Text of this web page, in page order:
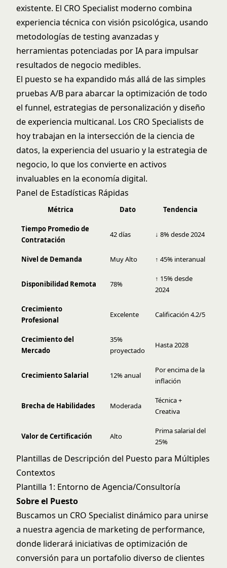
existente. El CRO Specialist moderno combina
experiencia técnica con visión psicológica, usando
metodologías de testing avanzadas y
herramientas potenciadas por IA para impulsar
resultados de negocio medibles.
El puesto se ha expandido más allá de las simples
pruebas A/B para abarcar la optimización de todo
el funnel, estrategias de personalización y diseño
de experiencia multicanal. Los CRO Specialists de
hoy trabajan en la intersección de la ciencia de
datos, la experiencia del usuario y la estrategia de
negocio, lo que los convierte en activos
invaluables en la economía digital.
Panel de Estadísticas Rápidas
Métrica Dato Tendencia
Tiempo Promedio de
Contratación
42 días ↓ 8% desde 2024
Nivel de Demanda Muy Alto ↑ 45% interanual
Disponibilidad Remota 78%
↑ 15% desde
2024
Crecimiento
Profesional
Excelente Calificación 4.2/5
Crecimiento del
Mercado
35%
proyectado
Hasta 2028
Crecimiento Salarial 12% anual
Por encima de la
inflación
Brecha de Habilidades Moderada
Técnica +
Creativa
Valor de Certificación Alto
Prima salarial del
25%
Plantillas de Descripción del Puesto para Múltiples
Contextos
Plantilla 1: Entorno de Agencia/Consultoría
Sobre el Puesto
Buscamos un CRO Specialist dinámico para unirse
a nuestra agencia de marketing de performance,
donde liderará iniciativas de optimización de
conversión para un portafolio diverso de clientes